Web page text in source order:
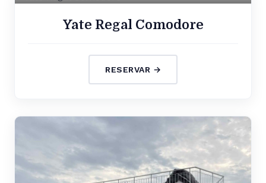
Yate Regal Comodore
RESERVAR →